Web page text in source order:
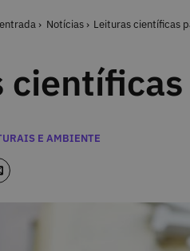
Notícias Leituras científicas
E AMBIENTE